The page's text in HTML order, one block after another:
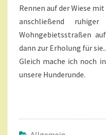
Rennen auf der Wiese
anschließend
Wohngebietsstraßen
dann zur Erholung für sie..
Gleich mache ich noch
unsere Hunderunde.